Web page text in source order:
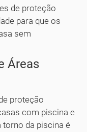
de proteção
para que os
sem
Áreas
proteção
com piscina e
da piscina é